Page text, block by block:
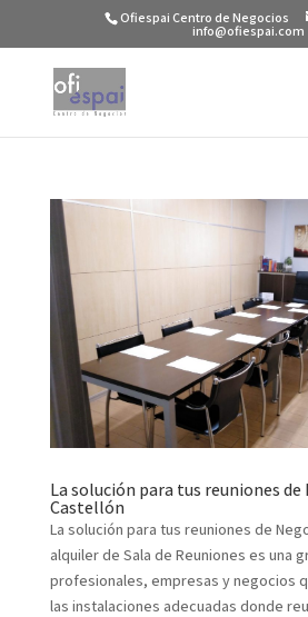
Ofiespai Centro de Negocios
info@ofiespai.com
La solución para tus reuniones de
Castellón
La solución para tus reuniones de
alquiler de Sala de Reuniones es una
profesionales, empresas y negocios
las instalaciones adecuadas donde